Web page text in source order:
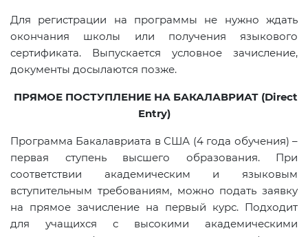
Для регистрации на программы не нужно ждать
окончания школы или получения языкового
сертификата. Выпускается условное зачисление,
документы досылаются позже.
ПРЯМОЕ ПОСТУПЛЕНИЕ НА БАКАЛАВРИАТ (Direct
Entry)
Программа Бакалавриата в США (4 года обучения) –
первая ступень высшего образования. При
соответствии академическим и языковым
вступительным требованиям, можно подать заявку
на прямое зачисление на первый курс. Подходит
для учащихся с высокими академическими